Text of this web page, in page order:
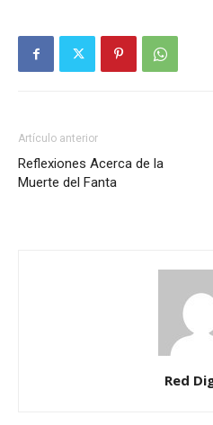
Artículo anterior
Reflexiones Acerca de la
Muerte del Fanta
Red